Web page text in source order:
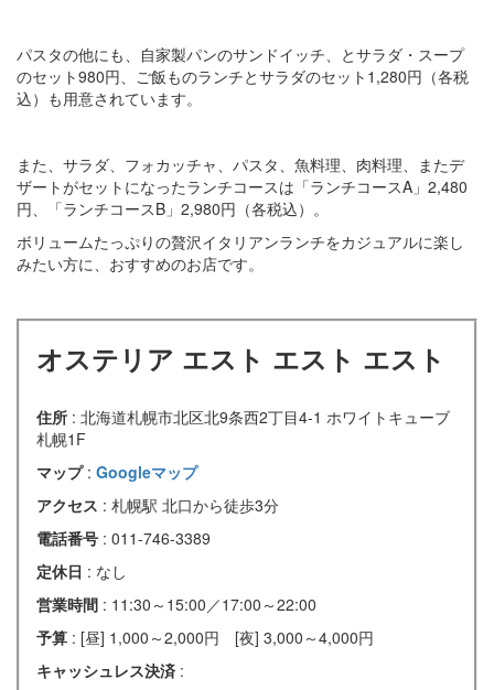
パスタの他にも、自家製パンのサンドイッチ、とサラダ・スープ
のセット980円、ご飯ものランチとサラダのセット1,280円（各税
込）も用意されています。
また、サラダ、フォカッチャ、パスタ、魚料理、肉料理、またデ
ザートがセットになったランチコースは「ランチコースA」2,480
円、「ランチコースB」2,980円（各税込）。
ボリュームたっぷりの贅沢イタリアンランチをカジュアルに楽し
みたい方に、おすすめのお店です。
オステリア エスト エスト エスト
住所 : 北海道札幌市北区北9条西2丁目4-1 ホワイトキューブ
札幌1F
マップ : Googleマップ
アクセス : 札幌駅 北口から徒歩3分
電話番号 : 011-746-3389
定休日 : なし
営業時間 : 11:30～15:00／17:00～22:00
予算 : [昼] 1,000～2,000円 [夜] 3,000～4,000円
キャッシュレス決済 :